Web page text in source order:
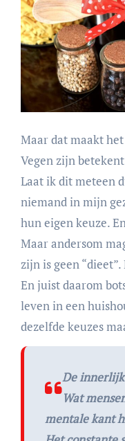
Maar dat maakt
Vegen zijn
Laat ik dit meteen
niemand in mijn
hun eigen keuze.
Maar andersom
zijn is geen
En juist daarom
leven in een
dezelfde keuzes
De
Wat
mentale kant